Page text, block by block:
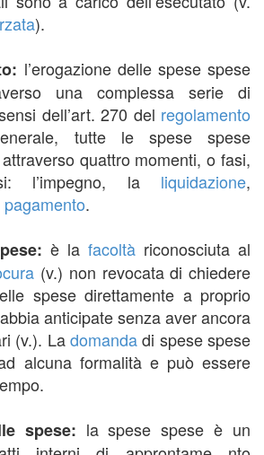
).
l’erogazione delle spese spese
una complessa serie di
dell’art. 270 del regolamento
tutte le spese spese
quattro momenti, o fasi,
l’impegno, la liquidazione,
pagamento.
è la facoltà riconosciuta al
(v.) non revocata di chiedere
spese direttamente a proprio
anticipate senza aver ancora
(v.). Ladomandadi spese spese
alcuna formalità e può essere
spese: la spese spese è un